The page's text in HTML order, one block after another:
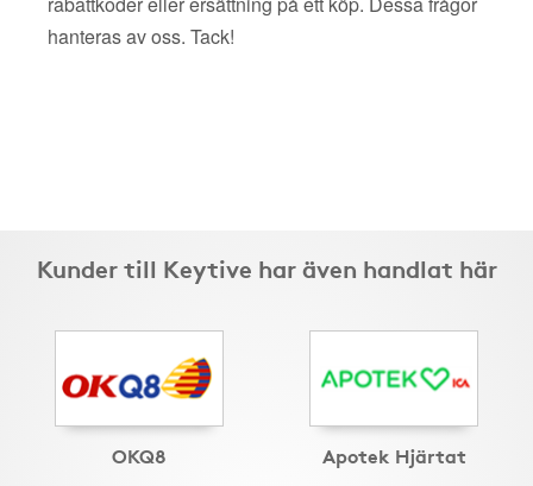
hanteras av oss. Tack!
Kunder till Keytive har även handlat här
OKQ8 Apotek Hjärtat